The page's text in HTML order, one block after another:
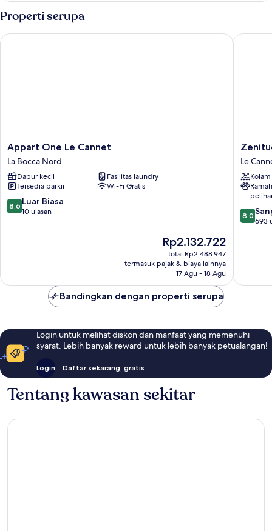
Basic,
teras
Properti serupa
Appart
One
Le
Cannet
La
Bocca
Nord
Appart One Le Cannet
La Bocca Nord
Dapur kecil
Fasilitas laundry
Tersedia parkir
Wi-Fi Gratis
8.6
dari
8,6 Luar Biasa
10 ulasan
Harga
sekarang
Rp2.132.722
Rp2.132.722
total Rp2.488.947
termasuk pajak & biaya lainnya
17 Agu - 18 Agu
Appart One Le Cannet
Hôtel-
Le
Cannet
Cannet
Le
8.0
dari
8,0
693
Bandingkan dengan properti serupa
Login untuk melihat diskon dan manfaat yang memenuhi
syarat. Lebih banyak reward untuk lebih banyak petualangan!
Login Daftar sekarang, gratis
Tentang kawasan sekitar